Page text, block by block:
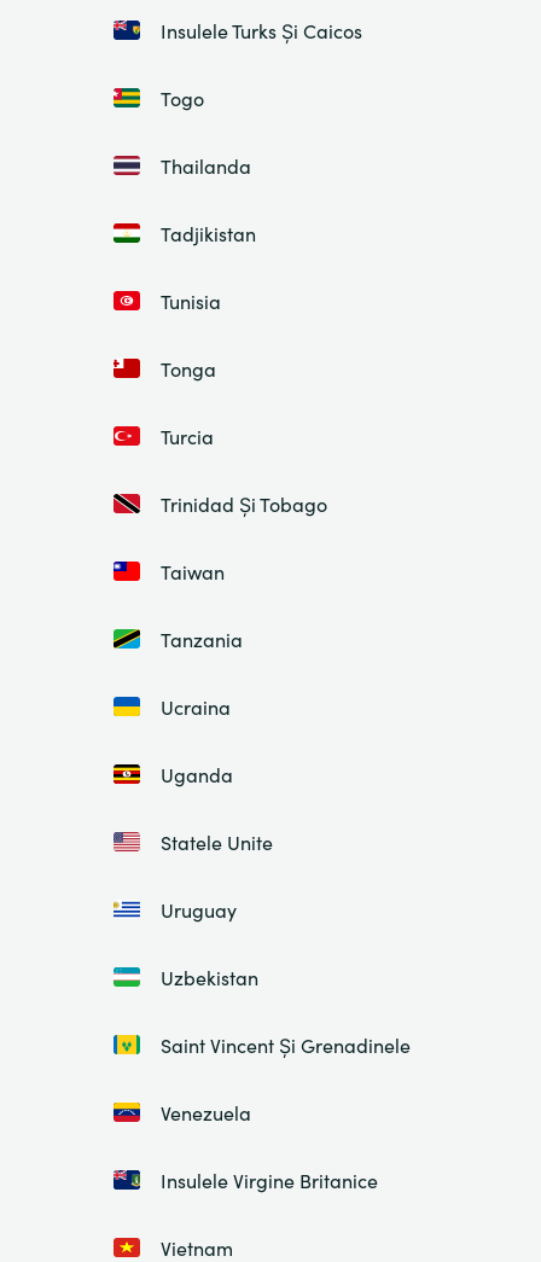
Insulele Turks Și Caicos
Togo
Thailanda
Tadjikistan
Tunisia
Tonga
Turcia
Trinidad Și Tobago
Taiwan
Tanzania
Ucraina
Uganda
Statele Unite
Uruguay
Uzbekistan
Saint Vincent Și Grenadinele
Venezuela
Insulele Virgine Britanice
Vietnam